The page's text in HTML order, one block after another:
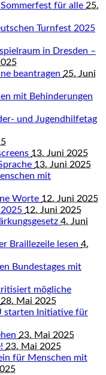
für alle 25.
Turnfest 2025
in Dresden –
beantragen 25. Juni
mit Behinderungen
und Jugendhilfetag
13. Juni 2025
13. Juni 2025
mit
Worte 12. Juni 2025
12. Juni 2025
4. Juni
Braillezeile lesen 4.
Bundestages mit
mögliche
28. Mai 2025
starten Initiative für
23. Mai 2025
23. Mai 2025
für Menschen mit